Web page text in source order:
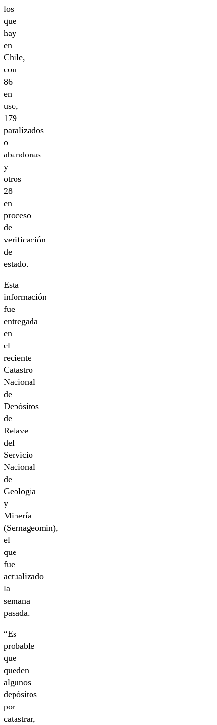
los
que
hay
en
Chile,
con
86
en
uso,
179
paralizados
o
abandonas
y
otros
28
en
proceso
de
verificación
de
estado.
Esta
información
fue
entregada
en
el
reciente
Catastro
Nacional
de
Depósitos
de
Relave
del
Servicio
Nacional
de
Geología
y
Minería
(Sernageomin),
el
que
fue
actualizado
la
semana
pasada.
“Es
probable
que
queden
algunos
depósitos
por
catastrar,